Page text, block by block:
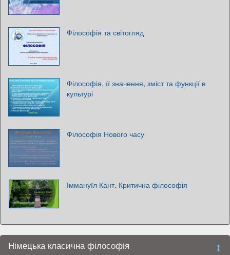
Філософія та світогляд
Філософія, її значення, зміст та функції в
культурі
Філософія Нового часу
Іммануїл Кант. Критична філософія
Німецька класична філософія